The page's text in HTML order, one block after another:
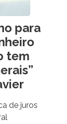
para
tem
de juros